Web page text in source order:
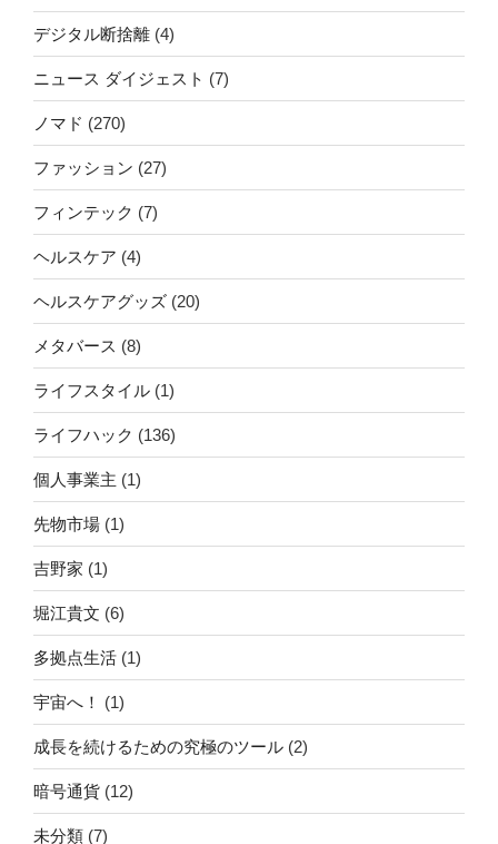
デジタル断捨離 (4)
ニュース ダイジェスト (7)
ノマド (270)
ファッション (27)
フィンテック (7)
ヘルスケア (4)
ヘルスケアグッズ (20)
メタバース (8)
ライフスタイル (1)
ライフハック (136)
個人事業主 (1)
先物市場 (1)
吉野家 (1)
堀江貴文 (6)
多拠点生活 (1)
宇宙へ！ (1)
成長を続けるための究極のツール (2)
暗号通貨 (12)
未分類 (7)